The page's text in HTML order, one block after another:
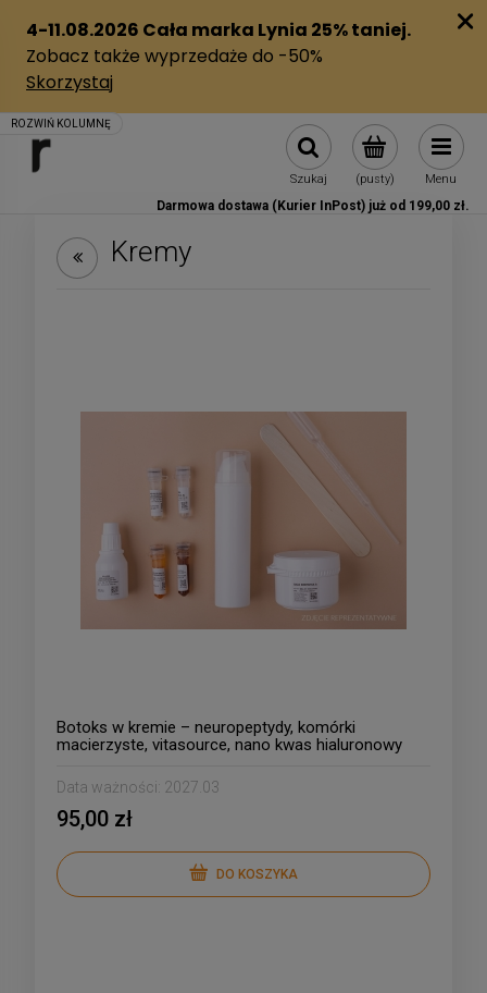
(pusty)
Szukaj Menu
Darmowa dostawa (Kurier InPost) już od 199,00 zł.
Kremy
Botoks w kremie – neuropeptydy, komórki
macierzyste, vitasource, nano kwas hialuronowy
Data ważności: 2027.03
95,00 zł
DO KOSZYKA